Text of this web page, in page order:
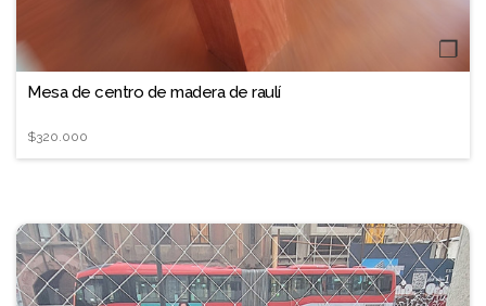
❐
Mesa de centro de madera de raulí
$320.000